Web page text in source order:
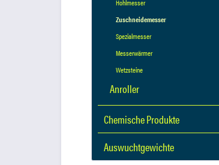
Hohlmesser
Zuschneidemesser
Spezialmesser
Messerwärmer
Wetzsteine
Anroller
Chemische Produkte
Auswuchtgewichte